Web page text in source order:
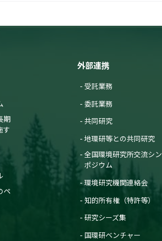
期
す
ペ
外部連携
受託業務
委託業務
共同研究
地環研等との共同研究
全国環境研究所交流シン
ポジウム
環境研究機関連絡会
知的所有権（特許等）
研究シーズ集
国環研ベンチャー